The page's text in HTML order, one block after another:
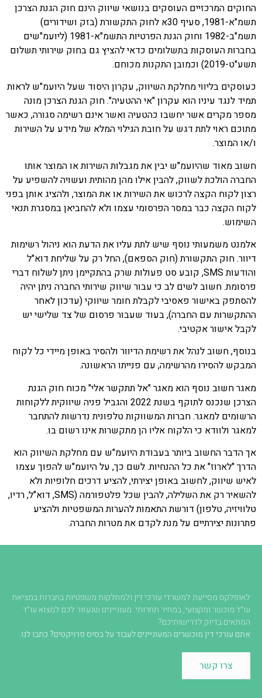
החוקים המרכזיים העוסקים בנושאי שיווק הינם חוק הגנת הצרכן
תשמ"א-1981, סעיף 30א לחוק התקשורת (בזק ושידורים)
תשמ"ב-1982 וחוק הגנת הפרטיות התשמ"א-1981 (ליועמ"שים
בחברות העוסקות בתשלומים כדאי להציץ גם בחוק שירותי תשלום
תשע"ט-2019) וכמובן התקנות מכוחם.
כעוסקים בליווי מחלקת השיווק, עקרון היסוד שעל היועמ"ש לראות
תמיד לנגד עיניו הוא עקרון "אי ההטעיה". חוק הגנת הצרכן מונה
מספר מקרים אשר יחשבו כהטעיה ואשר אינם רשימה סגורה, כאשר
מתוכם ראוי לתת דגש על חובת הגילוי המלא של מידע על השירות
ו/או המוצר.
חשוב מאוד שהיועמ"ש יבין את מגבלות השירות או המוצר אותו
החברה הולכת לשווק, להבין אילו מהן מהותית ועשויה להשפיע על
רצון לקוח הקצה לרכוש את השירות או את המוצר, ולהציג אותן בפני
לקוח הקצה כבר במסר הפרסומי עצמו ולא להחביאן במסגרת תנאי
השימוש.
אלמנט משמעותי נוסף שיש לתת עליו את הדעת הוא ניהול רשימות
דיוור. חוק התקשורת (חוק הספאם), החל רק על שליחת דוא"ל
והודעות SMS, קובע סט פעולות שרק בהתקיימן ניתן לשלוח דברי
פרסומת. חשוב לשים לב כי עבור שיווק שירותי החברה ניתן יהיה
להסתפק באישור פאסיבי לקבלת חומר שיווקי (עדכון לאחר
ההתקשרות עם החברה), בעוד שעבור פרסום של צד שלישי יש
לקבל אישור אקטיבי.
בנוסף, חשוב לנהל את רשימת הדיוור ולהסיר באופן מיידי כל לקוח
המבקש להסירו מהרשימה, עם פנייתו הראשונה.
מאגר חשוב נוסף הוא מאגר "אל תתקשר אלי" מכוח חוק הגנת
הצרכן שנכנס לתוקף בשנת 2022 והגביל פניה שיווקית ללקוחות
הרשומים למאגר. חברות המשווקות טלפונית נדרשות להתחבר
למאגר ולוודא כי הלקוח אליו הן מתקשרות אינו רשום בו.
אך הדבר החשוב ביותר בעבודת היועמ"ש עם מחלקת השיווק הוא
הדרך "לארוז" את כל ההנחיות. לשם כך, על היועמ"ש להפוך עצמו
לאיש שיווק, לחשוב באופן יצירתי, להציע דרכים חלופיות ולא
להשאיר רק את השלילה, להבין שכל פלטפורמה (SMS, דוא"ל, רדיו,
טלוויזיה, טלפון) דורשת התאמות להערות המשפטיות ולהציע
פתרונות יצירתיים על מנת לקדם את מטרות החברה.
לאופלקס מסייעת למשרדי עורכי דין ולמחלקות משפטיות בחברות במציאת
עו״ד מוכשר ומקצועי, במחיר תחרותי. מעוניינים שנעזור לכם למצוא עו״ד
המתאים בדיוק לדרישותיכם?
אתם עורכי דין מוכשרים המעוניינים לעבוד על בסיס פרויקטים? כתבו לנו.
צרו קשר